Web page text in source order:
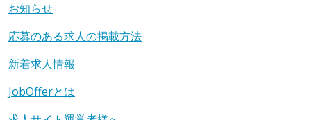
お知らせ
応募のある求人の掲載方法
新着求人情報
JobOfferとは